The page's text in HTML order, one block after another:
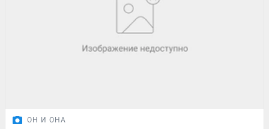
ОН И ОНА